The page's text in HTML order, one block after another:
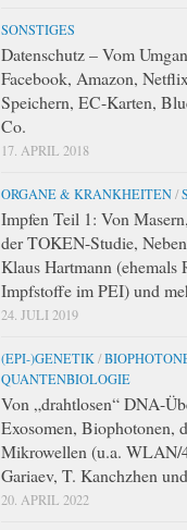
SONSTIGES
Datenschutz – Vom
Facebook, Amazon,
Speichern, EC-Karten,
Co.
17. APRIL 2018
ORGANE & KRANKHEITEN/
Impfen Teil 1: Von
der TOKEN-Studie,
Klaus Hartmann (ehemals
Impfstoffe im PEI) und
24. JULI 2019
(EPI-)GENETIK /
QUANTENBIOLOGIE
Von „drahtlosen“ DNA-
Exosomen, Biophotonen,
Mikrowellen (u.a. WLAN/
Gariaev, T. Kanchzhen
20. APRIL 2022